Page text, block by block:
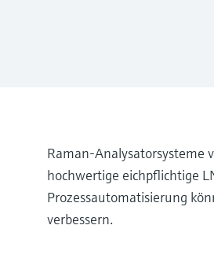
Raman-Analysatorsysteme
hochwertige eichpflichtige
Prozessautomatisierung
verbessern.